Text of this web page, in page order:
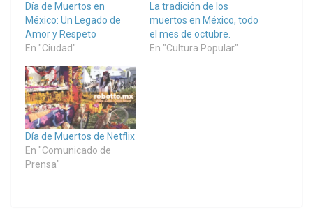
Día de Muertos en
México: Un Legado de
Amor y Respeto
En "Ciudad"
La tradición de los
muertos en México, todo
el mes de octubre.
En "Cultura Popular"
Día de Muertos de Netflix
En "Comunicado de
Prensa"